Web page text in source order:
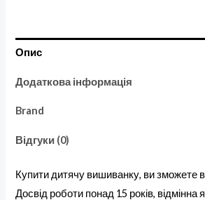
Опис
Додаткова інформація
Brand
Відгуки (0)
Купити дитячу вишиванку, ви зможете
Досвід роботи понад 15 років, відмінна